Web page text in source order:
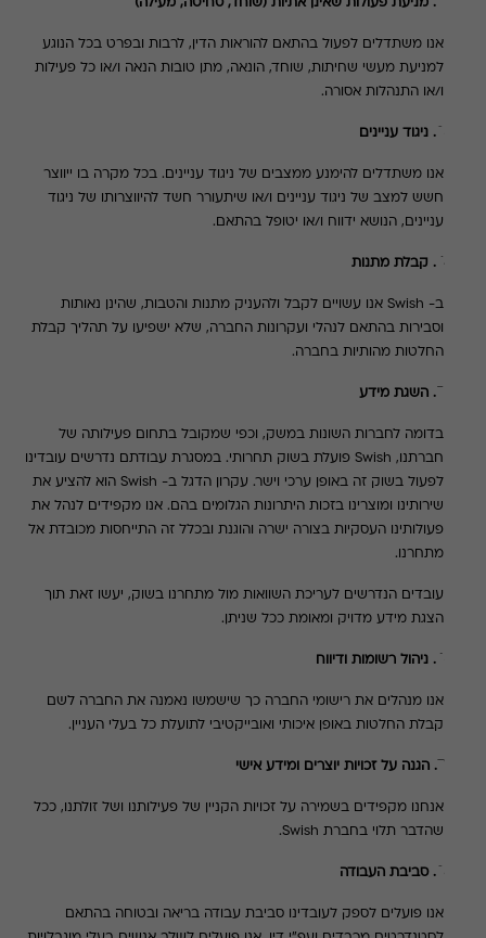
אנו משתדלים לפעול בהתאם להוראות הדין, לרבות ובפרט בכל הנוגע
למניעת מעשי שחיתות, שוחד, הונאה, מתן טובות הנאה ו/או כל פעילות
ו/או התנהלות אסורה.
אנו משתדלים להימנע ממצבים של ניגוד עניינים. בכל מקרה בו ייווצר
חשש למצב של ניגוד עניינים ו/או שיתעורר חשד להיווצרותו של ניגוד
עניינים, הנושא ידווח ו/או יטופל בהתאם.
4. קבלת מתנות
ב- Swishאנו עשויים לקבל ולהעניק מתנות והטבות, שהינן נאותות
וסבירות בהתאם לנהלי ועקרונות החברה, שלא ישפיעו על תהליך קבלת
החלטות מהותיות בחברה.
בדומה לחברות השונות במשק, וכפי שמקובל בתחום פעילותה של
חברתנו, Swish פועלת בשוק תחרותי. במסגרת עבודתם נדרשים עובדינו
לפעול בשוק זה באופן ערכי וישר. עקרון הדגל ב- Swishהוא להציע את
שירותינו ומוצרינו בזכות היתרונות הגלומים בהם . אנו מקפידים לנהל את
פעולותינו העסקיות בצורה ישרה והוגנת ובכלל זה התייחסות מכובדת אל
מתחרנו.
עובדים הנדרשים לעריכת השוואות מול מתחרנו בשוק, יעשו זאת תוך
הצגת מידע מדויק ומאומת ככל שניתן.
אנו מנהלים את רישומי החברה כך שישמשו נאמנה את החברה לשם
קבלת החלטות באופן איכותי ואובייקטיבי לתועלת כל בעלי העניין.
אנחנו מקפידים בשמירה על זכויות הקניין של פעילותנו ושל זולתנו, ככל
שהדבר תלוי בחברת Swish
.
אנו פועלים לספק לעובדינו סביבת עבודה בריאה ובטוחה בהתאם